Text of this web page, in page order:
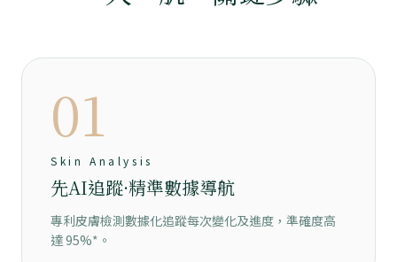
01
Skin Analysis
先AI追蹤·精準數據導航
專利皮膚檢測數據化追蹤每次變化及進度，準確度高
達 95%⁠*。